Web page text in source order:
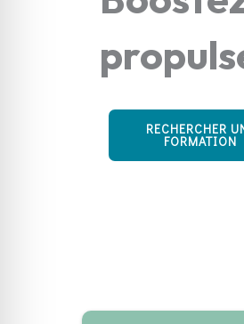
RECHERCHER
FORMATION